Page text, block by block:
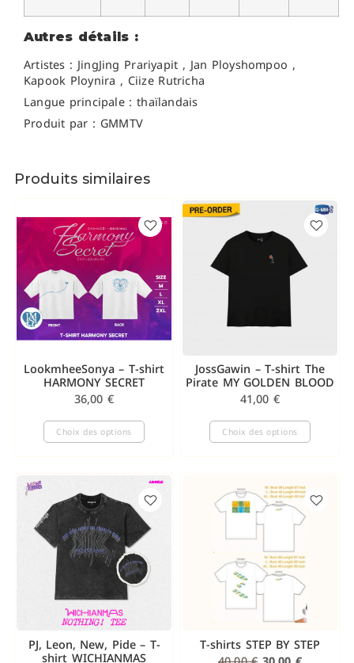
Autres détails :
Artistes : JingJing Prariyapit , Jan Ployshompoo ,
Kapook Ploynira , Ciize Rutricha
Langue principale : thaïlandais
Produit par : GMMTV
Produits similaires
LookmheeSonya – T-shirt
HARMONY SECRET
36,00 €
Choix des options
JossGawin – T-shirt The
Pirate MY GOLDEN BLOOD
41,00 €
Choix des options
PJ, Leon, New, Pide – T-
shirt WICHIANMAS
T-shirts STEP BY STEP